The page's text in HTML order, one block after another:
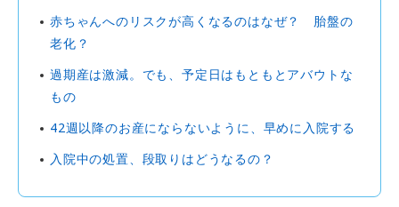
赤ちゃんへのリスクが高くなるのはなぜ？ 胎盤の
老化？
過期産は激減。でも、予定日はもともとアバウトな
もの
42週以降のお産にならないように、早めに入院する
入院中の処置、段取りはどうなるの？